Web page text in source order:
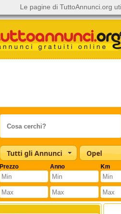
Tutti gli Annunci Opel
Prezzo Anno Km
Le pagine di TuttoAnnunci.org